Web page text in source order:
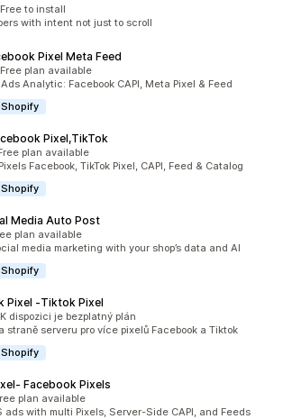
recenzí: 670
Free to install
with intent not just to scroll
Pixel Meta Feed
recenzí: 878
Free plan available
Analytic: Facebook CAPI, Meta Pixel & Feed
Pixel,TikTok
recenzí: 351
plan available
Facebook, TikTok Pixel, CAPI, Feed & Catalog
Media Auto Post
recenzí: 31
plan available
media marketing with your shop’s data and AI
Pixel ‑Tiktok Pixel
recenzí: 250
K dispozici je bezplatný plán
straně serveru pro více pixelů Facebook a Tiktok
Facebook Pixels
recenzí: 92
plan available
ads with multi Pixels, Server-Side CAPI, and Feeds